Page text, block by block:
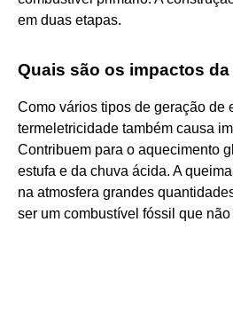
em duas etapas.
Quais são os impactos
Como vários tipos de geração de
termeletricidade também causa
Contribuem para o aquecimento
estufa e da chuva ácida. A
na atmosfera grandes
ser um combustível fóssil que